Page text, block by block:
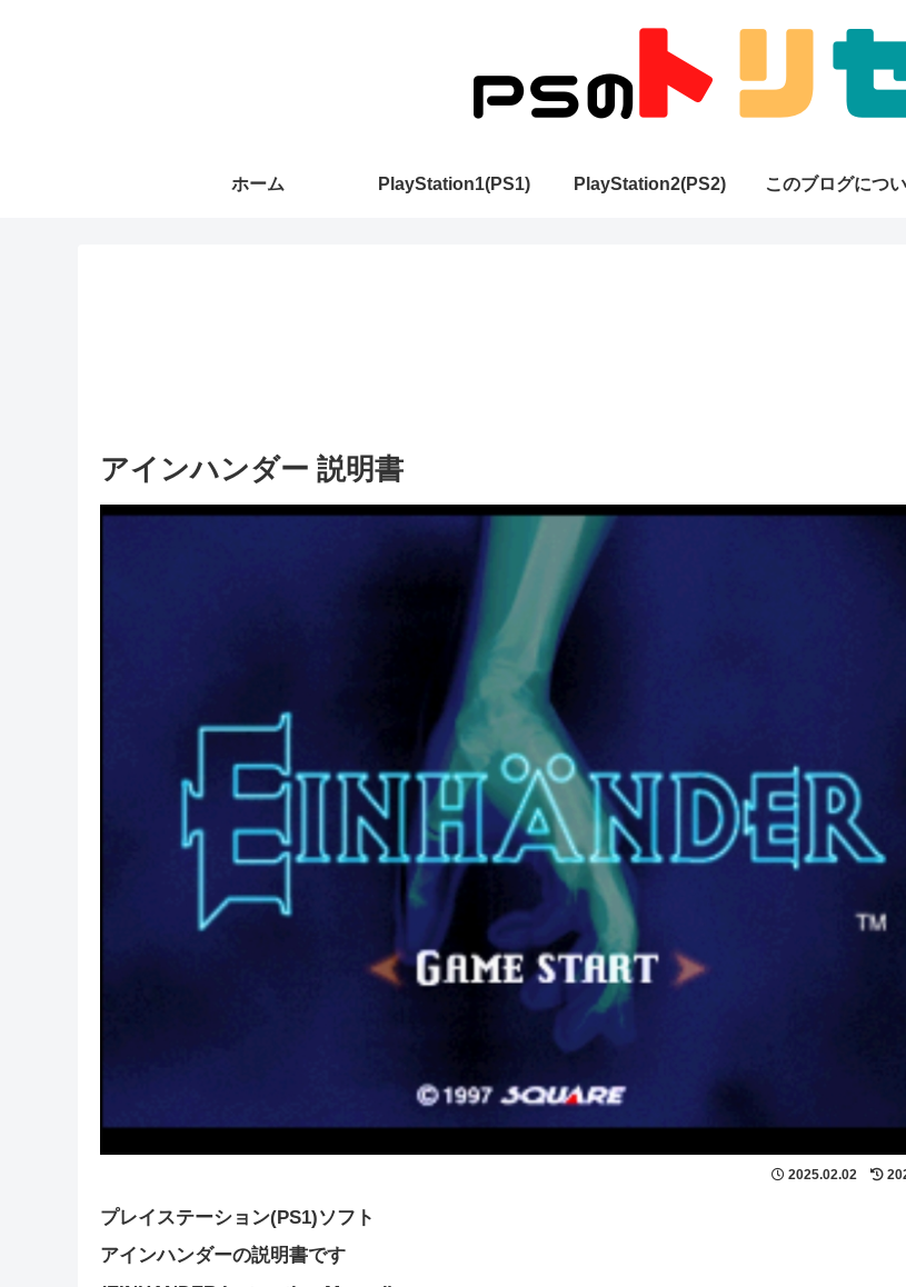
ホーム PlayStation1(PS1) PlayStation2(PS2) このブログにつ
アインハンダー 説明書
2025.02.02
プレイステーション(PS1)ソフト
アインハンダーの説明書です